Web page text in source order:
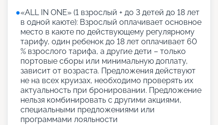
●«АLL IN ONE» (1 взрослый + до 3 детей до 18 лет
в одной каюте): Взрослый оплачивает основное
место в каюте по действующему регулярному
тарифу, один ребенок до 18 лет оплачивает 60
% взрослого тарифа, а другие дети – только
портовые сборы или минимальную доплату,
зависит от возраста. Предложения действуют
не на всех круизах, необходимо проверять их
актуальность при бронировании. Предложение
нельзя комбинировать с другими акциями,
специальными предложениями или
программами лояльности